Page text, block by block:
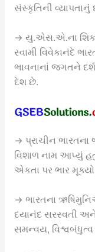
સંસ્કૃતિની વ્યાપતાનું
→ યુ.એસ.એ.ના
સ્વામી વિવેકાનંદે
ભાવનાનાં જગતને
દેશ છે.
→ પ્રાચીન ભારતના
વિશાળ નામ આપ્યું
એકતા પર ભાર મૂક્યો
→ ભારતના
દયાનંદ સરસ્વતી અને
સમન્વય, વિશ્વબંધુત્વ